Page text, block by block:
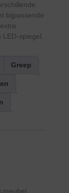
bijpassende
spiegel.
Greep
meubel